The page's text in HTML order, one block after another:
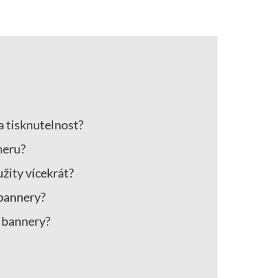
tisknutelnost?
vícekrát?